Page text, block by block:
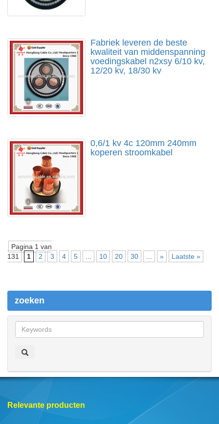
Fabriek leveren de beste
kwaliteit van middenspanning
voedingskabel n2xsy 6/10 kv,
12/20 kv, 18/30 kv
0,6/1 kv 4c 120mm 240mm
koperen stroomkabel
Pagina 1 van
131
1 2 3 4 5 10 20 30 » Laatste »
zoeken
o
n
Relevante producten